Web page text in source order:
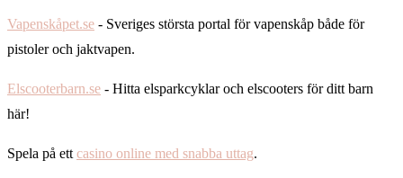
Vapenskåpet.se - Sveriges största portal för vapenskåp både för
pistoler och jaktvapen.
Elscooterbarn.se - Hitta elsparkcyklar och elscooters för ditt barn
här!
Spela på ett casino online med snabba uttag.